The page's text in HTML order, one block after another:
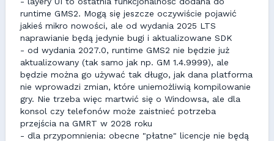
runtime GMS2. Mogą się jeszcze oczywiście pojawić
jakieś mikro nowości, ale od wydania 2025 LTS
naprawianie będą jedynie bugi i aktualizowane SDK
- od wydania 2027.0, runtime GMS2 nie będzie już
aktualizowany (tak samo jak np. GM 1.4.9999), ale
będzie można go używać tak długo, jak dana platforma
nie wprowadzi zmian, które uniemożliwią kompilowanie
gry. Nie trzeba więc martwić się o Windowsa, ale dla
konsol czy telefonów może zaistnieć potrzeba
przejścia na GMRT w 2028 roku
- dla przypomnienia: obecne "płatne" licencje nie będą